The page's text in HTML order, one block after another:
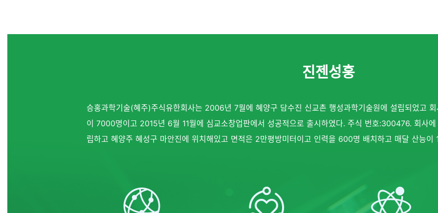
진젠성훙
승홍과학기술(혜주)주식유한회사는 2006년 7월에 혜양구 담수진 신교촌 행성과학기술원에 설립되었고
이 7000명이고 2015년 6월 11월에 심교소창업판에서 성공적으로 출시하였다. 주식 번호:300476. 회사
립하고 혜양주 혜성구 마안진에 위치해있고 면적은 2만평방미터이고 인력을 600명 배치하고 매달 산능이